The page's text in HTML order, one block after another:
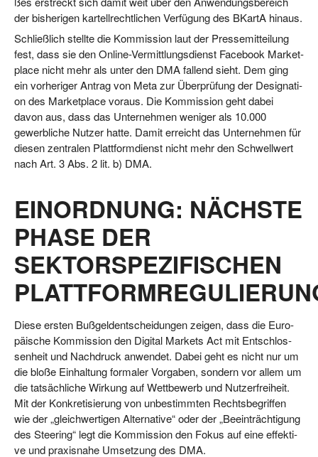
der bis­he­ri­gen kar­tell­recht­li­chen Ver­fü­gung des BKar­tA hinaus.
Schließ­lich stell­te die Kom­mis­si­on laut der Pres­se­mit­tei­lung
fest, dass sie den Online-Ver­mitt­lungs­dienst Face­book Mar­ket­
place nicht mehr als unter den DMA fal­lend sieht. Dem ging
ein vor­he­ri­ger Antrag von Meta zur Über­prü­fung der Desi­gna­ti­
on des Mar­ket­place vor­aus. Die Kom­mis­si­on geht dabei
davon aus, dass das Unter­neh­men weni­ger als 10.000
gewerb­li­che Nut­zer hat­te. Damit erreicht das Unter­neh­men für
die­sen zen­tra­len Platt­form­dienst nicht mehr den Schwell­wert
nach Art. 3 Abs. 2 lit. b) DMA.
EINORDNUNG: NÄCHSTE
PHASE DER
SEKTORSPEZIFISCHEN
Die­se ers­ten Buß­geld­ent­schei­dun­gen zei­gen, dass die Euro­
päi­sche Kom­mis­si­on den Digi­tal Mar­kets Act mit Ent­schlos­
sen­heit und Nach­druck anwen­det. Dabei geht es nicht nur um
die blo­ße Ein­hal­tung for­ma­ler Vor­ga­ben, son­dern vor allem um
die tat­säch­li­che Wir­kung auf Wett­be­werb und Nut­zer­frei­heit.
Mit der Kon­kre­ti­sie­rung von unbe­stimm­ten Rechts­be­grif­fen
wie der „gleich­wer­ti­gen Alter­na­ti­ve“ oder der „Beein­träch­ti­gung
des Stee­ring“ legt die Kom­mis­si­on den Fokus auf eine effek­ti­
ve und pra­xis­na­he Umset­zung des DMA.